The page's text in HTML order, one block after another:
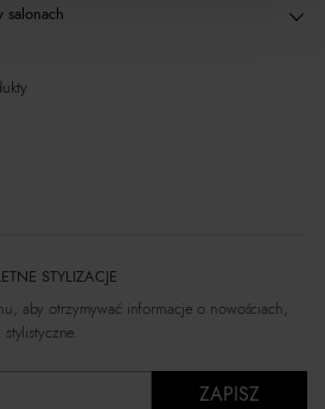
STYLIZACJE
aby otrzymywać informacje o nowościach,
ZAPISZ